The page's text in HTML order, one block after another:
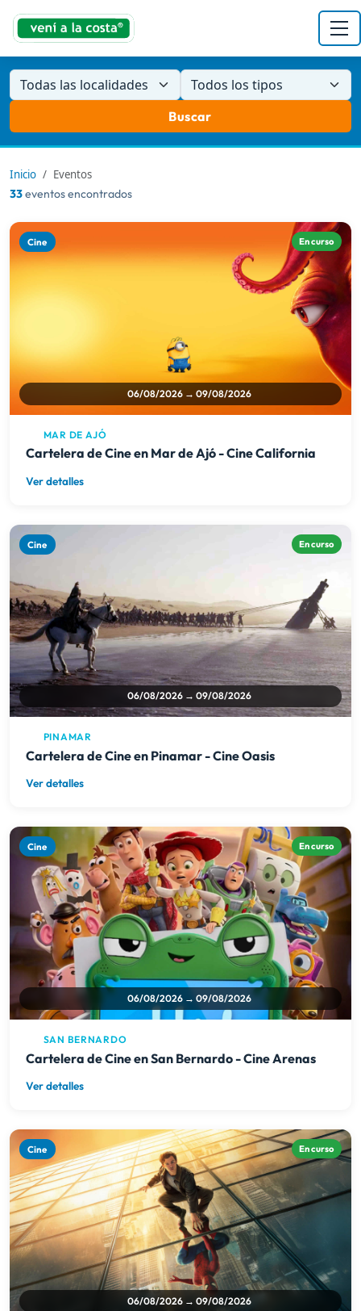
Todas las localidades Todos los tipos
Buscar
Inicio
Eventos
33eventos encontrados
Cine En curso
06/08/2026 → 09/08/2026
MAR DE AJÓ
Cartelera de Cine en Mar de Ajó - Cine California
Ver detalles
Cine En curso
06/08/2026 → 09/08/2026
PINAMAR
Cartelera de Cine en Pinamar - Cine Oasis
Ver detalles
Cine En curso
06/08/2026 → 09/08/2026
SAN BERNARDO
Cartelera de Cine en San Bernardo - Cine Arenas
Ver detalles
Cine En curso
06/08/2026 → 09/08/2026